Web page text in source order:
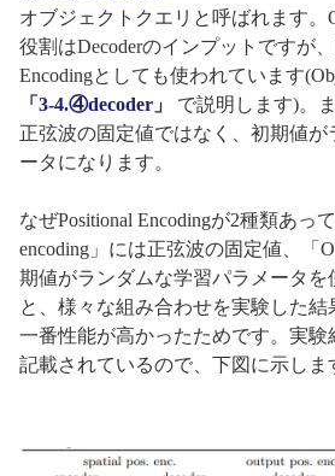
オブジェクトクエリと呼ばれます。
役割はDecoderのインプットですが、
Encodingとしても使われています
「3-4.④decoder」
で説明します)。
正弦波の固定値ではなく、初期値が
ータになります。
なぜPositional Encodingが2種類あっ
encoding」には正弦波の固定値、「
期値がランダムな学習パラメータを
と、様々な組み合わせを実験した
一番性能が高かったためです。実験
記載されているので、下図に示しま